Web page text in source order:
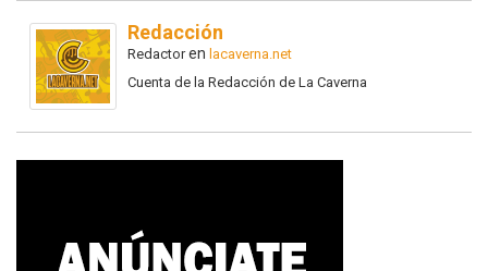
Redacción
Redactoren lacaverna.net
Cuenta de la Redacción de La Caverna